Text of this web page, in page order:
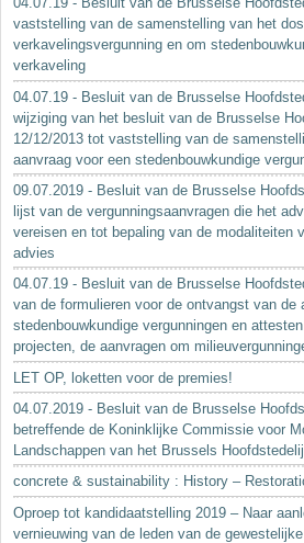
vaststelling van de samenstelling van het
verkavelingsvergunning en om
verkaveling
04.07.19 - Besluit van de Brusselse
wijziging van het besluit van de Brusselse
12/12/2013 tot vaststelling van de
aanvraag voor een stedenbouwkundige
09.07.2019 - Besluit van de Brusselse
lijst van de vergunningsaanvragen die het
vereisen en tot bepaling van de modaliteiten
advies
04.07.19 - Besluit van de Brusselse
van de formulieren voor de ontvangst van de
stedenbouwkundige vergunningen en
projecten, de aanvragen om
LET OP, loketten voor de premies!
04.07.2019 - Besluit van de Brusselse
betreffende de Koninklijke Commissie voor
Landschappen van het Brussels
concrete & sustainability : History –
Oproep tot kandidaatstelling 2019 – Naar
vernieuwing van de leden van de